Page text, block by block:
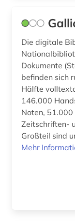
Die digitale
Dokumente
befinden sich
Hälfte
146.000
Noten, 51.000
Zeitschriften-
Großteil sind
Mehr